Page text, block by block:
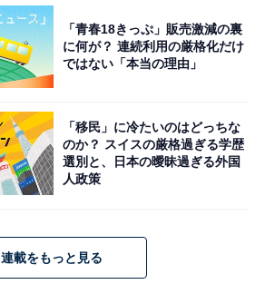
「青春18きっぷ」販売激減の裏
に何が？ 連続利用の厳格化だけ
ではない「本当の理由」
「移民」に冷たいのはどっちな
のか？ スイスの厳格過ぎる学歴
選別と、日本の曖昧過ぎる外国
人政策
連載をもっと見る